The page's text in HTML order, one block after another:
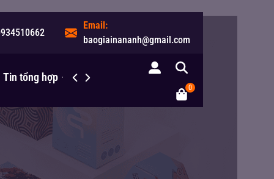
Email:
baogiainananh@gmail.com
Tin tổng hợp Liên hệ
0